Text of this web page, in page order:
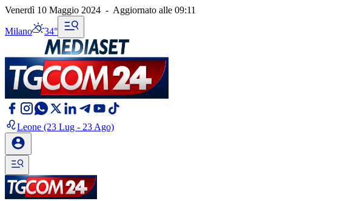
Venerdì 10 Maggio 2024 - Aggiornato alle 09:11
Milano 34°
Leone (23 Lug - 23 Ago)